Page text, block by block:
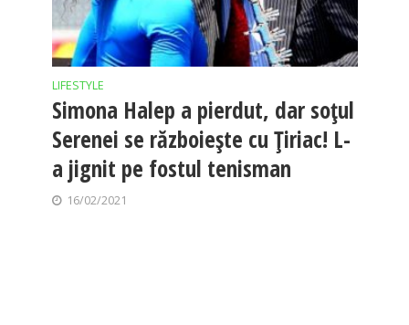
LIFESTYLE
Simona Halep a pierdut, dar soțul
Serenei se războiește cu Țiriac! L-
a jignit pe fostul tenisman
16/02/2021